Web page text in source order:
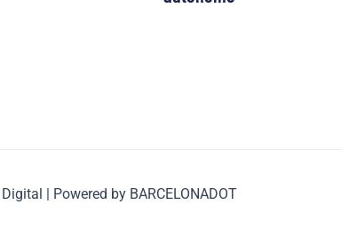
| Powered by BARCELONADOT